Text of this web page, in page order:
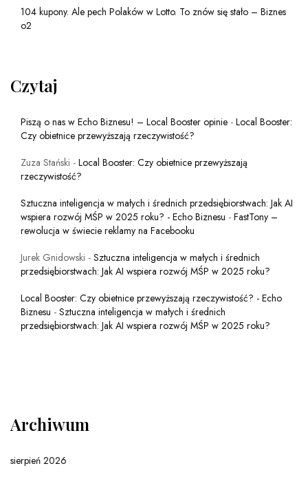
104 kupony. Ale pech Polaków w Lotto. To znów się stało – Biznes
o2
Czytaj
Piszą o nas w Echo Biznesu! – Local Booster opinie - Local Booster:
Czy obietnice przewyższają rzeczywistość?
Zuza Stański - Local Booster: Czy obietnice przewyższają
rzeczywistość?
Sztuczna inteligencja w małych i średnich przedsiębiorstwach: Jak AI
wspiera rozwój MŚP w 2025 roku? - Echo Biznesu - FastTony –
rewolucja w świecie reklamy na Facebooku
Jurek Gnidowski - Sztuczna inteligencja w małych i średnich
przedsiębiorstwach: Jak AI wspiera rozwój MŚP w 2025 roku?
Local Booster: Czy obietnice przewyższają rzeczywistość? - Echo
Biznesu - Sztuczna inteligencja w małych i średnich
przedsiębiorstwach: Jak AI wspiera rozwój MŚP w 2025 roku?
Archiwum
sierpień 2026